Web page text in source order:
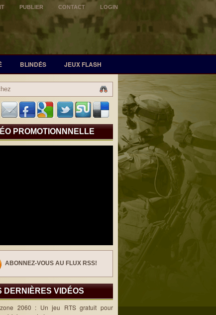
PUBLIER CONTACT LOGIN
BLINDÉS JEUX FLASH
PROMOTIONNNELLE
ABONNEZ-VOUS AU FLUX RSS!
DERNIÈRES VIDÉOS
2060 : Un jeu RTS gratuit pour